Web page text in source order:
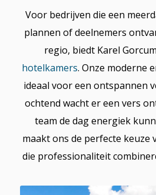
Voor bedrijven die een
plannen of deelnemers
regio, biedt Karel
hotelkamers. Onze moderne
ideaal voor een ontspannen
ochtend wacht er een vers
team de dag energiek
maakt ons de perfecte keuze
die professionaliteit